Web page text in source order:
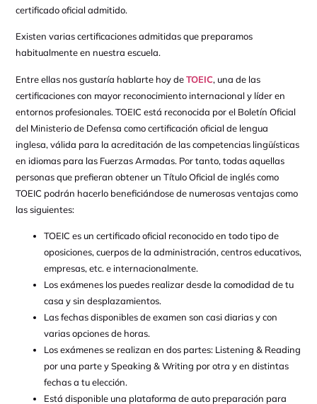
certificado oficial admitido.
Existen varias certificaciones admitidas que preparamos
habitualmente en nuestra escuela.
Entre ellas nos gustaría hablarte hoy deTOEIC, una de las
certificaciones con mayor reconocimiento internacional y líder en
entornos profesionales. TOEIC está reconocida por el Boletín Oficial
del Ministerio de Defensa como certificación oficial de lengua
inglesa, válida para la acreditación de las competencias lingüísticas
en idiomas para las Fuerzas Armadas. Por tanto, todas aquellas
personas que prefieran obtener un Título Oficial de inglés como
TOEIC podrán hacerlo beneficiándose de numerosas ventajas como
las siguientes:
TOEIC es un certificado oficial reconocido en todo tipo de
oposiciones, cuerpos de la administración, centros educativos,
empresas, etc. e internacionalmente.
Los exámenes los puedes realizar desde la comodidad de tu
casa y sin desplazamientos.
Las fechas disponibles de examen son casi diarias y con
varias opciones de horas.
Los exámenes se realizan en dos partes: Listening & Reading
por una parte y Speaking & Writing por otra y en distintas
fechas a tu elección.
Está disponible una plataforma de auto preparación para